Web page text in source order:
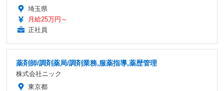
埼玉県
月給25万円～
正社員
薬剤師/調剤薬局/調剤業務,服薬指導,薬歴管理
株式会社ニック
東京都